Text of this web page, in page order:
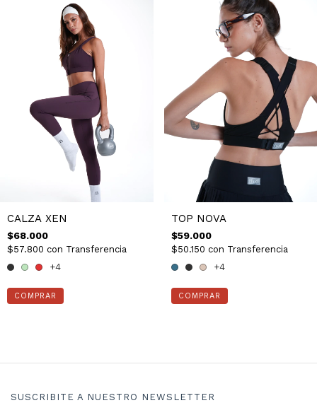
CALZA XEN
$68.000
$57.800 con Transferencia
+4
COMPRAR
TOP NOVA
$59.000
$50.150 con Transferencia
+4
COMPRAR
SUSCRIBITE A NUESTRO NEWSLETTER